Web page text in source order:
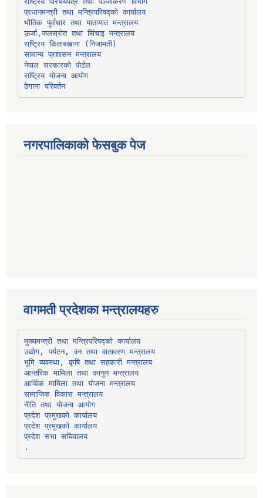
प्रधानमन्त्री तथा मन्त्रिपरिषद्को कार्यालय
भौतिक पूर्वाधार तथा यातायात मन्त्रालय
ऊर्जा,जलस्रोत तथा सिंचाइ मन्त्रालय
सामान्य प्रशासन मन्त्रालय
नेपाल सरकारको पोर्टल
राष्ट्रिय योजना आयोग
ठेगाना परिवर्तन
नगरपालिकाको फेसबुक पेज
वागमती प्रदेशका मन्त्रालयहरु
मुख्यमन्त्री तथा मन्त्रिपरिषद्को कार्यालय
उद्योग, पर्यटन, वन तथा वातावरण मन्त्रालय
भूमि व्यवस्था, कृषि तथा सहकारी मन्त्रालय
आन्तरिक मामिला तथा कानुन मन्त्रालय
आर्थिक मामिला तथा योजना मन्त्रालय
सामाजिक विकास मन्त्रालय
नीति तथा योजना आयोग
प्रदेश प्रमुखको कार्यालय
प्रदेश प्रमुखको कार्यालय
प्रदेश सभा सचिवालय